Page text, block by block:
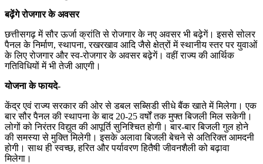
बढ़ेंगे रोजगार के अवसर
छत्तीसगढ़ में सौर ऊर्जा क्रांति से रोजगार के नए अवसर भी बढ़ेगें। इससे सोलर
पैनल के निर्माण, स्थापना, रखरखाव आदि जैसे क्षेत्रों में स्थानीय स्तर पर युवाओं
के लिए रोजगार और स्व-रोजगार के अवसर बढ़ेगें। वहीं राज्य की आर्थिक
गतिविधियों में भी तेजी आएगी।
योजना के फायदे-
केंद्र एवं राज्य सरकार की ओर से डबल सब्सिडी सीधे बैंक खाते में मिलेगा। एक
बार सौर पैनल की स्थापना के बाद 20-25 वर्षों तक मुफ्त बिजली मिल सकेगी।
लोगों को निरंतर विद्युत की आपूर्ति सुनिश्चित होगी। बार-बार बिजली गुल होने
की समस्या से मुक्ति मिलेगी। इसके अलावा बिजली बेचने से अतिरिक्त आमदनी
होगी। साथ ही स्वच्छ, हरित और पर्यावरण हितैषी जीवनशैली को बढ़ावा
मिलेगा।